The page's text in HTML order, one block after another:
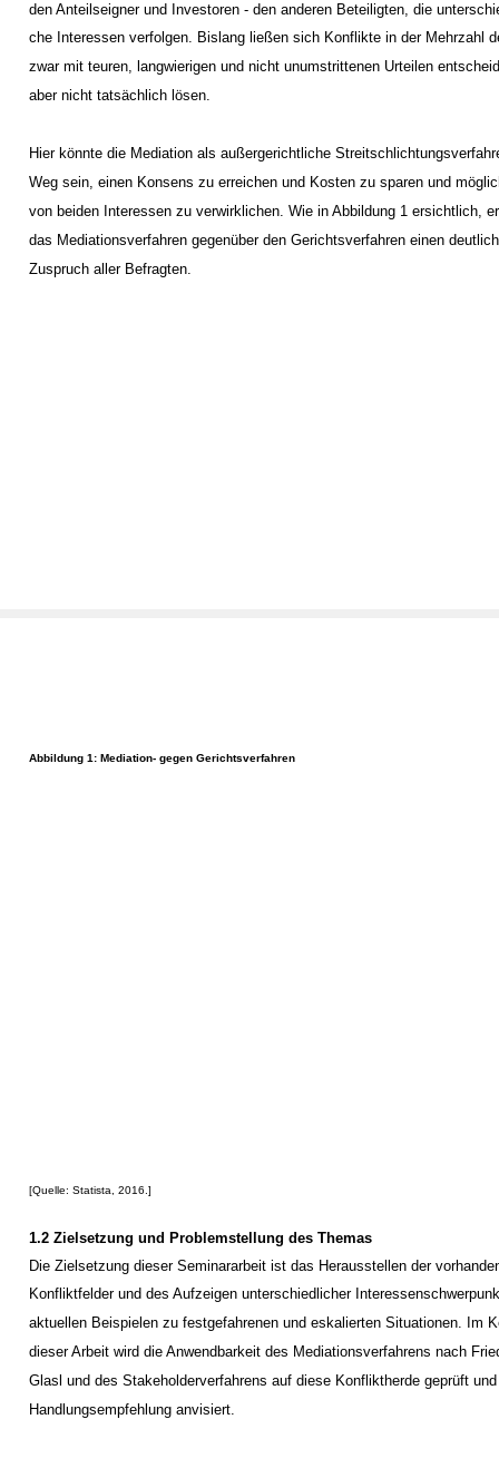
den Anteilseigner und Investoren - den anderen Beteiligten, die
che Interessen verfolgen. Bislang ließen sich Konflikte in der Mehrzahl
zwar mit teuren, langwierigen und nicht unumstrittenen Urteilen
aber nicht tatsächlich lösen.
Hier könnte die Mediation als außergerichtliche
Weg sein, einen Konsens zu erreichen und Kosten zu sparen und
von beiden Interessen zu verwirklichen. Wie in Abbildung 1 ersichtlich,
das Mediationsverfahren gegenüber den Gerichtsverfahren einen
Zuspruch aller Befragten.
Abbildung 1: Mediation- gegen Gerichtsverfahren
[Quelle: Statista, 2016.]
1.2 Zielsetzung und Problemstellung des Themas
Die Zielsetzung dieser Seminararbeit ist das Herausstellen der
Konfliktfelder und des Aufzeigen unterschiedlicher
aktuellen Beispielen zu festgefahrenen und eskalierten Situationen. Im
dieser Arbeit wird die Anwendbarkeit des Mediationsverfahrens nach
Glasl und des Stakeholderverfahrens auf diese Konfliktherde geprüft
Handlungsempfehlung anvisiert.